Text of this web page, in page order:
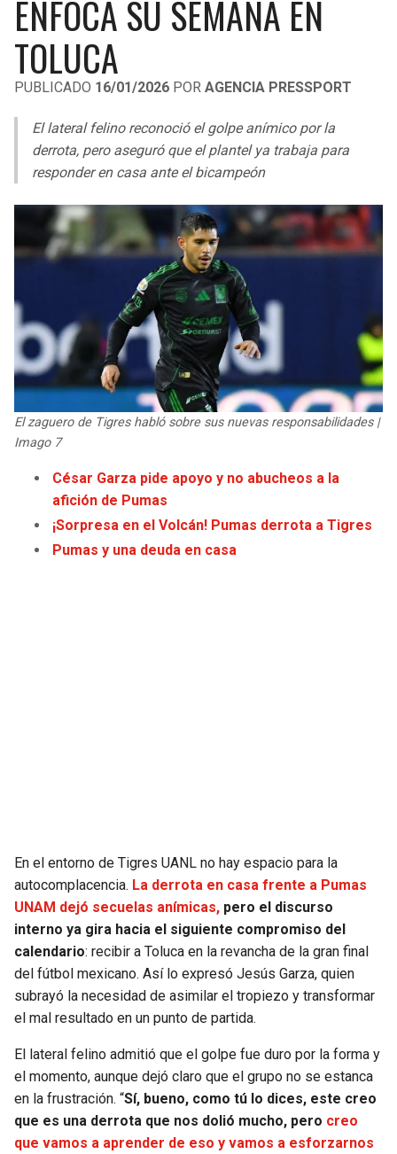
LIGA DE EXPANSIÓN MX
LEAGUES CUP
UEFA EUROPA LEAGUE
UEFA CONFERENCE LEAGUE
MLS
COPA LIBERTADORES
COPA SUDAMERICANA
LIGA BETPLAY
OTRAS LIGAS
RAIDERS
CHARGERS
RAVENS
BENGALS
BROWNS
TEXANS
COLTS
JAGUARS
COWBOYS
GIANTS
PACKERS
VIKINGS
FALCONS
PANTHERS
SAINTS
CAVALIERS
PISTONS
PACERS
BUCKS
HAWKS
HEAT
MAGIC
WIZARDS
CLIPPERS
LAKERS
TIMBERWOLVES
THUNDER
TRAIL BLAZERS
JAZZ
ENFOCA SU SEMANA EN
TOLUCA
PUBLICADO 16/01/2026 POR AGENCIA PRESSPORT
El lateral felino reconoció el golpe anímico por la
derrota, pero aseguró que el plantel ya trabaja para
responder en casa ante el bicampeón
El zaguero de Tigres habló sobre sus nuevas responsabilidades |
Imago 7
César Garza pide apoyo y no abucheos a la
afición de Pumas
¡Sorpresa en el Volcán! Pumas derrota a Tigres
Pumas y una deuda en casa
En el entorno de Tigres UANL no hay espacio para la
autocomplacencia. La derrota en casa frente a Pumas
UNAM dejó secuelas anímicas, pero el discurso
interno ya gira hacia el siguiente compromiso del
calendario: recibir a Toluca en la revancha de la gran final
del fútbol mexicano. Así lo expresó Jesús Garza, quien
subrayó la necesidad de asimilar el tropiezo y transformar
el mal resultado en un punto de partida.
El lateral felino admitió que el golpe fue duro por la forma y
el momento, aunque dejó claro que el grupo no se estanca
en la frustración. “Sí, bueno, como tú lo dices, este creo
que es una derrota que nos dolió mucho, pero creo
que vamos a aprender de eso y vamos a esforzarnos